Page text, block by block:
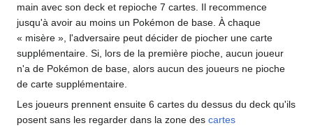
main avec son deck et repioche 7 cartes. Il recommence
jusqu'à avoir au moins un Pokémon de base. À chaque
« misère », l'adversaire peut décider de piocher une carte
supplémentaire. Si, lors de la première pioche, aucun joueur
n'a de Pokémon de base, alors aucun des joueurs ne pioche
de carte supplémentaire.
Les joueurs prennent ensuite 6 cartes du dessus du deck qu'ils
posent sans les regarder dans la zone des cartes